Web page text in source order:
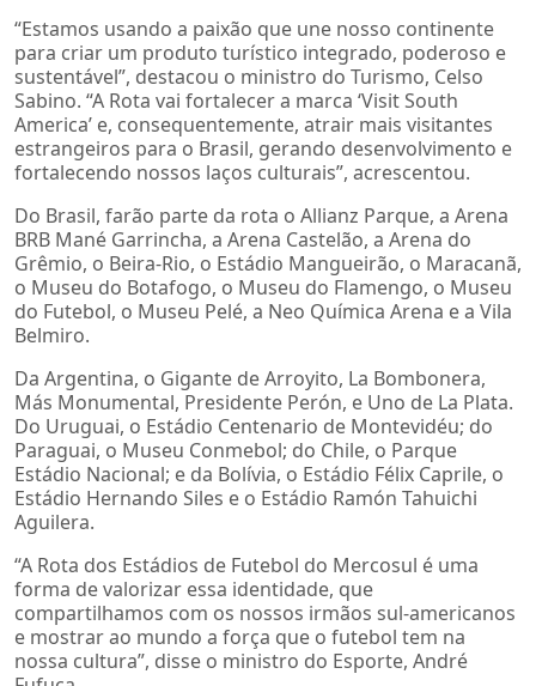
“Estamos usando a paixão que une nosso continente
para criar um produto turístico integrado, poderoso e
sustentável”, destacou o ministro do Turismo, Celso
Sabino. “A Rota vai fortalecer a marca ‘Visit South
America’ e, consequentemente, atrair mais visitantes
estrangeiros para o Brasil, gerando desenvolvimento e
fortalecendo nossos laços culturais”, acrescentou.
Do Brasil, farão parte da rota o Allianz Parque, a Arena
BRB Mané Garrincha, a Arena Castelão, a Arena do
Grêmio, o Beira-Rio, o Estádio Mangueirão, o Maracanã,
o Museu do Botafogo, o Museu do Flamengo, o Museu
do Futebol, o Museu Pelé, a Neo Química Arena e a Vila
Belmiro.
Da Argentina, o Gigante de Arroyito, La Bombonera,
Más Monumental, Presidente Perón, e Uno de La Plata.
Do Uruguai, o Estádio Centenario de Montevidéu; do
Paraguai, o Museu Conmebol; do Chile, o Parque
Estádio Nacional; e da Bolívia, o Estádio Félix Caprile, o
Estádio Hernando Siles e o Estádio Ramón Tahuichi
Aguilera.
“A Rota dos Estádios de Futebol do Mercosul é uma
forma de valorizar essa identidade, que
compartilhamos com os nossos irmãos sul-americanos
e mostrar ao mundo a força que o futebol tem na
nossa cultura”, disse o ministro do Esporte, André